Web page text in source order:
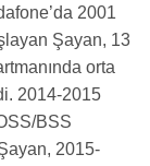
2001
Şayan, 13
orta
2014-2015
BSS
2015-